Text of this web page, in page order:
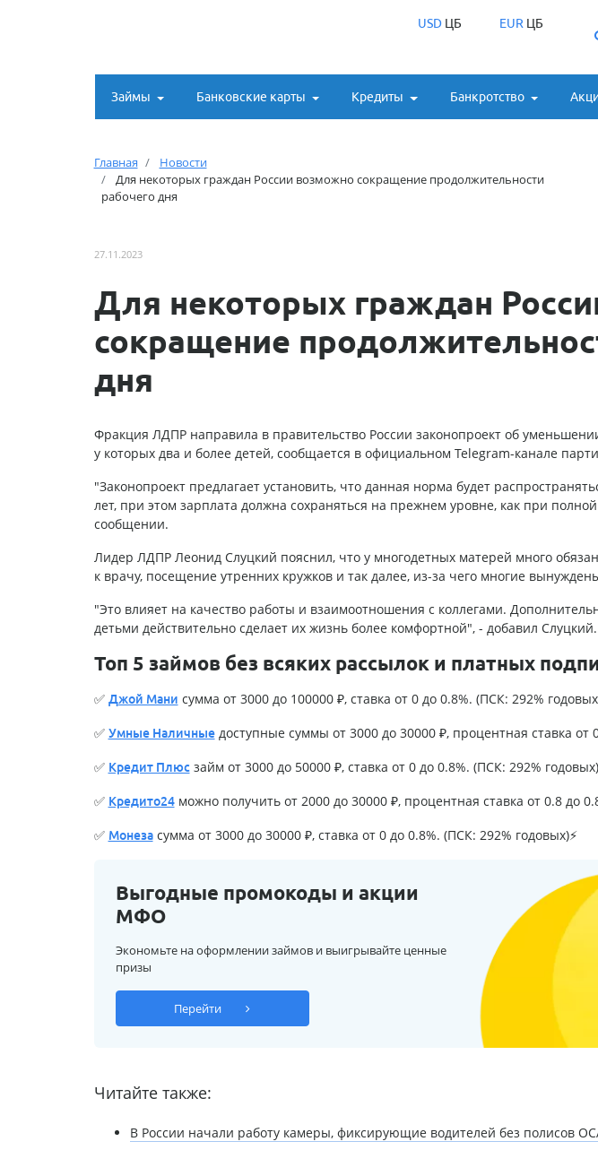
USDЦБ EUR ЦБ
Займы Банковские карты Кредиты Банкротство
Главная
Новости
Для некоторых граждан России возможно сокращение продолжительности
рабочего дня
27.11.2023
Для некоторых граждан
сокращение
дня
Фракция ЛДПР направила в правительство России законопроект об
у которых два и более детей, сообщается в официальном Telegram-канале
"Законопроект предлагает установить, что данная норма будет
лет, при этом зарплата должна сохраняться на прежнем уровне, как при
сообщении.
Лидер ЛДПР Леонид Слуцкий пояснил, что у многодетных матерей много
к врачу, посещение утренних кружков и так далее, из-за чего многие
"Это влияет на качество работы и взаимоотношения с коллегами.
детьми действительно сделает их жизнь более комфортной", - добавил Слуцкий.
Топ 5 займов без всяких рассылок и платных
✅ Джой Мани сумма от 3000 до 100000 ₽, ставка от 0 до 0.8%. (ПСК: 292%
✅ Умные Наличныедоступные суммы от 3000 до 30000 ₽, процентная ставка от
✅ Кредит Плюсзайм от 3000 до 50000 ₽, ставка от 0 до 0.8%. (ПСК: 292%
✅ Кредито24можно получить от 2000 до 30000 ₽, процентная ставка от 0.8 до
✅ Монезасумма от 3000 до 30000 ₽, ставка от 0 до 0.8%. (ПСК: 292% годовых)⚡
Выгодные промокоды и акции
МФО
Экономьте на оформлении займов и выигрывайте ценные
призы
Перейти
Читайте также:
В России начали работу камеры, фиксирующие водителей без полисов